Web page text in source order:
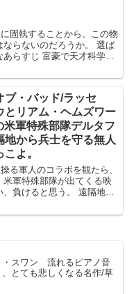
固執することから、この物
らないのだろうか。 選ば
らすじ 富豪で天才科学者
ブ・バッド/ラッセ
とリアム・ヘムズワー
米軍特殊部隊デルタフ
地から兵士を守る無人
よ。
る軍人のコラボを観たら、
軍特殊部隊が出てくる映
負けると思う。 遠隔地か
・スワン 流れるピアノ音
とても悲しくなる名作/草